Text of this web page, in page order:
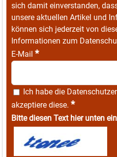
sich damit einverstanden,
unsere aktuellen Artikel und
können sich jederzeit von
Informationen zum
E-Mail *
Ich habe die
akzeptiere diese. *
Bitte diesen Text hier unten